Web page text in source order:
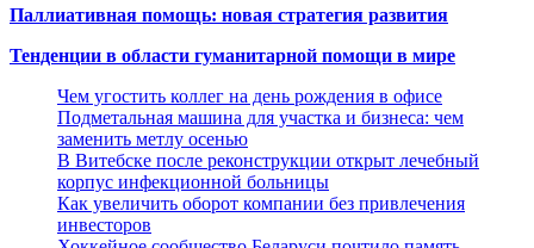
Паллиативная помощь: новая стратегия развития
Тенденции в области гуманитарной помощи в мире
Чем угостить коллег на день рождения в офисе
Подметальная машина для участка и бизнеса: чем
заменить метлу осенью
В Витебске после реконструкции открыт лечебный
корпус инфекционной больницы
Как увеличить оборот компании без привлечения
инвесторов